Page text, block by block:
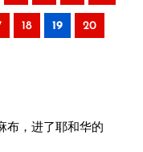
18 19 20
布，进了耶和华的